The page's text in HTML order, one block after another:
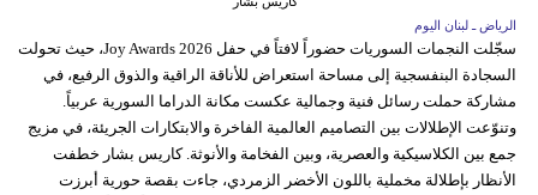
الرياض ـ لبنان اليوم
سجّلت النجمات السوريات حضوراً لافتاً في حفل Joy Awards 2026، حيث تحولت
السجادة البنفسجية إلى مساحة استعراض للأناقة الراقية والذوق الرفيع، في
مشاركة حملت رسائل فنية وجمالية عكست مكانة الدراما السورية عربياً.
وتنوّعت الإطلالات بين التصاميم العالمية الفاخرة والابتكارات الجريئة، في مزيج
جمع بين الكلاسيكية والعصرية، وبين الفخامة والأنوثة. كاريس بشار خطفت
الأنظار بإطلالة مخملية باللون الأخضر الزمردي، جاءت بقصة حورية أبرزت